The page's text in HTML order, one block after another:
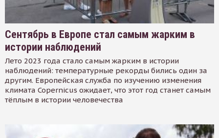
Сентябрь в Европе стал самым жарким в
истории наблюдений
Лето 2023 года стало самым жарким в истории
наблюдений: температурные рекорды бились один за
другим. Европейская служба по изучению изменения
климата Copernicus ожидает, что этот год станет самым
тёплым в истории человечества